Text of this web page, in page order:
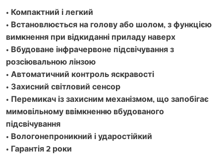
• Компактний і легкий
• Встановлюється на голову або шолом, з функцією
вимкнення при відкиданні приладу наверх
• Вбудоване інфрачервоне підсвічування з
розсіювальною лінзою
• Автоматичний контроль яскравості
• Захисний світловий сенсор
• Перемикач із захисним механізмом, що запобігає
мимовільному ввімкненню вбудованого
підсвічування
• Вологонепроникний і ударостійкий
• Гарантія 2 роки